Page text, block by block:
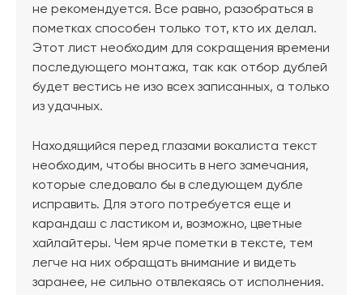
не рекомендуется. Все равно, разобраться в
пометках способен только тот, кто их делал.
Этот лист необходим для сокращения времени
последующего монтажа, так как отбор дублей
будет вестись не изо всех записанных, а только
из удачных.
Находящийся перед глазами вокалиста текст
необходим, чтобы вносить в него замечания,
которые следовало бы в следующем дубле
исправить. Для этого потребуется еще и
карандаш с ластиком и, возможно, цветные
хайлайтеры. Чем ярче пометки в тексте, тем
легче на них обращать внимание и видеть
заранее, не сильно отвлекаясь от исполнения.